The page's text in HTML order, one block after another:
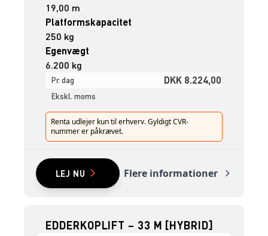
19,00 m
Platformskapacitet
250 kg
Egenvægt
6.200 kg
Pr. dag DKK 8.224,00
Ekskl. moms
Renta udlejer kun til erhverv. Gyldigt CVR-
nummer er påkrævet.
LEJ NU Flere informationer
EDDERKOPLIFT – 33 M [HYBRID]